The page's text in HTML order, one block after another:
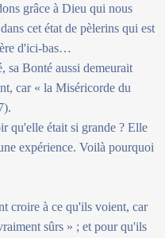
grâce à Dieu qui nous
cet état de pèlerins qui est
d'ici-bas…
sa Bonté aussi demeurait
car « la Miséricorde du
qu'elle était si grande ? Elle
expérience. Voilà pourquoi
croire à ce qu'ils voient, car
sûrs » ; et pour qu'ils